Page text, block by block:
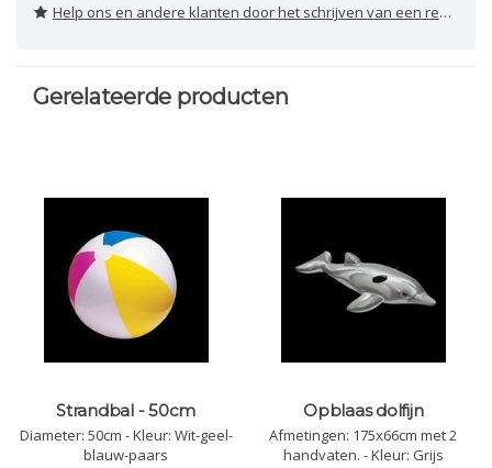
Help ons en andere klanten door het schrijven van een review
Gerelateerde producten
Strandbal - 50cm
Diameter: 50cm - Kleur: Wit-geel-
blauw-paars
Opblaas dolfijn
Afmetingen: 175x66cm met 2
handvaten. - Kleur: Grijs